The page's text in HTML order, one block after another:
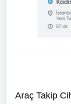
Araç Takip